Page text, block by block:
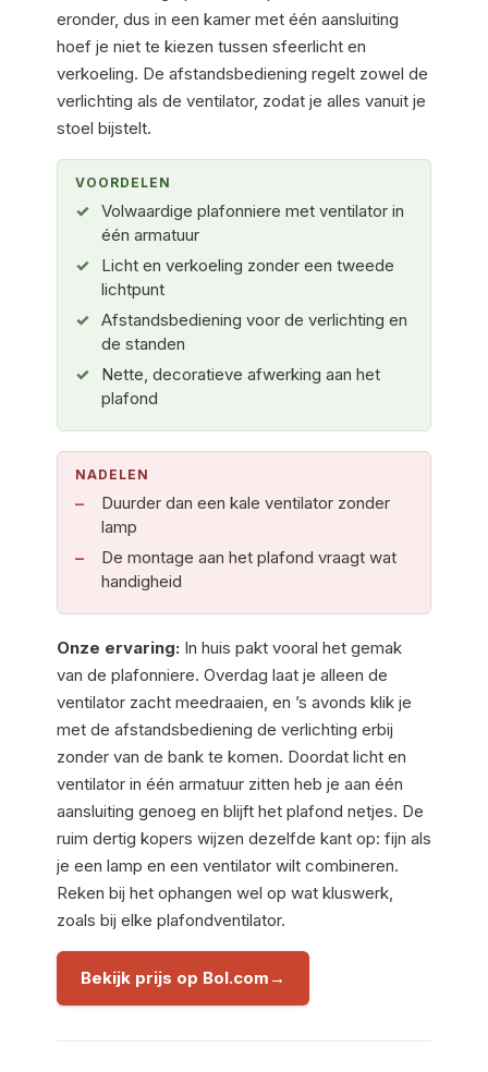
eronder, dus in een kamer met één aansluiting
hoef je niet te kiezen tussen sfeerlicht en
verkoeling. De afstandsbediening regelt zowel de
verlichting als de ventilator, zodat je alles vanuit je
stoel bijstelt.
VOORDELEN
Volwaardige plafonniere met ventilator in
één armatuur
Licht en verkoeling zonder een tweede
lichtpunt
Afstandsbediening voor de verlichting en
de standen
Nette, decoratieve afwerking aan het
plafond
NADELEN
Duurder dan een kale ventilator zonder
lamp
De montage aan het plafond vraagt wat
handigheid
Onze ervaring: In huis pakt vooral het gemak
van de plafonniere. Overdag laat je alleen de
ventilator zacht meedraaien, en ’s avonds klik je
met de afstandsbediening de verlichting erbij
zonder van de bank te komen. Doordat licht en
ventilator in één armatuur zitten heb je aan één
aansluiting genoeg en blijft het plafond netjes. De
ruim dertig kopers wijzen dezelfde kant op: fijn als
je een lamp en een ventilator wilt combineren.
Reken bij het ophangen wel op wat kluswerk,
zoals bij elke plafondventilator.
Bekijk prijs op Bol.com